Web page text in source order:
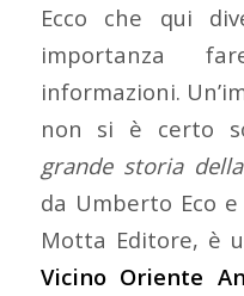
Ecco che qui
importanza
informazioni.
non si è certo
grande storia
da Umberto Eco
Motta Editore, è
Vicino Oriente